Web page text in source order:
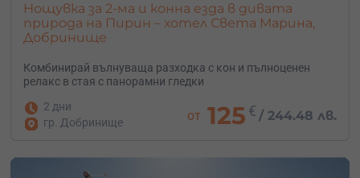
Нощувка за 2-ма и конна езда в дивата
природа на Пирин – хотел Света Марина,
Добринище
Комбинирай вълнуваща разходка с кон и пълноценен
релакс в стая с панорамни гледки
2 дни
гр. Добринище
от 125 € / 244.48 лв.